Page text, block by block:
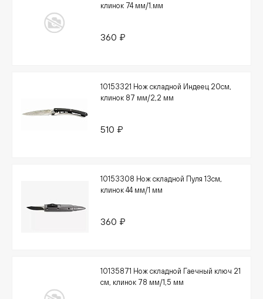
клинок 74 мм/1.мм
360 ₽
10153321 Нож складной Индеец 20см,
клинок 87 мм/2,2 мм
510 ₽
10153308 Нож складной Пуля 13см,
клинок 44 мм/1 мм
360 ₽
10135871 Нож складной Гаечный ключ 21
см, клинок 78 мм/1,5 мм